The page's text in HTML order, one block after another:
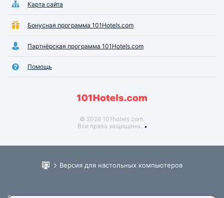
Карта сайта
Бонусная программа 101Hotels.com
Партнёрская программа 101Hotels.com
Помощь
© 2026 101hotels.com.
Все права защищены.
Версия для настольных компьютеров